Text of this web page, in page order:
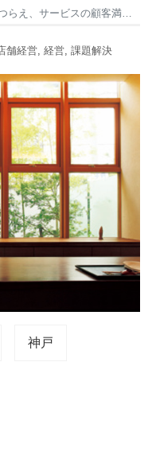
顧客満足度。芦屋「京料理 たか木」
舗経営, 経営, 課題解決
神戸